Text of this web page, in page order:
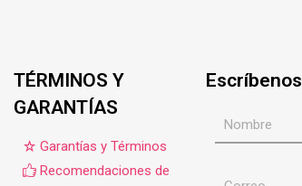
TÉRMINOS Y
GARANTÍAS
Garantías y Términos
Recomendaciones de
Escríbenos